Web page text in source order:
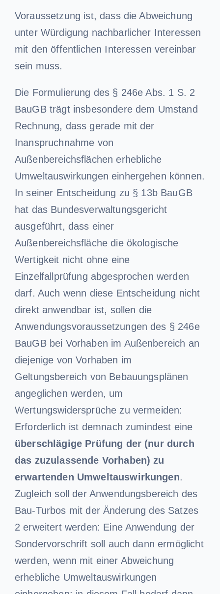
Voraussetzung ist, dass die Abweichung
unter Würdigung nachbarlicher Interessen
mit den öffentlichen Interessen vereinbar
sein muss.
Die Formulierung des § 246e Abs. 1 S. 2
BauGB trägt insbesondere dem Umstand
Rechnung, dass gerade mit der
Inanspruchnahme von
Außenbereichsflächen erhebliche
Umweltauswirkungen einhergehen können.
In seiner Entscheidung zu § 13b BauGB
hat das Bundesverwaltungsgericht
ausgeführt, dass einer
Außenbereichsfläche die ökologische
Wertigkeit nicht ohne eine
Einzelfallprüfung abgesprochen werden
darf. Auch wenn diese Entscheidung nicht
direkt anwendbar ist, sollen die
Anwendungsvoraussetzungen des § 246e
BauGB bei Vorhaben im Außenbereich an
diejenige von Vorhaben im
Geltungsbereich von Bebauungsplänen
angeglichen werden, um
Wertungswidersprüche zu vermeiden:
Erforderlich ist demnach zumindest eine
überschlägige Prüfung der (nur durch
das zuzulassende Vorhaben) zu
erwartenden Umweltauswirkungen.
Zugleich soll der Anwendungsbereich des
Bau-Turbos mit der Änderung des Satzes
2 erweitert werden: Eine Anwendung der
Sondervorschrift soll auch dann ermöglicht
werden, wenn mit einer Abweichung
erhebliche Umweltauswirkungen